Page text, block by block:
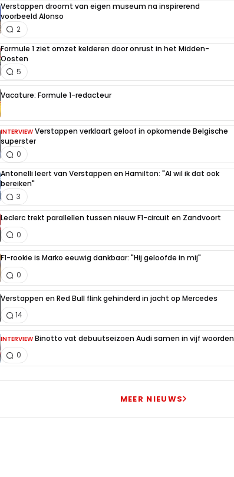
Verstappen droomt van eigen museum na inspirerend
voorbeeld Alonso
2
Formule 1 ziet omzet kelderen door onrust in het Midden-
Oosten
5
Vacature: Formule 1-redacteur
INTERVIEW Verstappen verklaart geloof in opkomende Belgische
superster
0
Antonelli leert van Verstappen en Hamilton: "Al wil ik dat ook
bereiken"
3
Leclerc trekt parallellen tussen nieuw F1-circuit en Zandvoort
0
F1-rookie is Marko eeuwig dankbaar: "Hij geloofde in mij"
0
Verstappen en Red Bull flink gehinderd in jacht op Mercedes
14
INTERVIEW Binotto vat debuutseizoen Audi samen in vijf woorden
0
MEER NIEUWS